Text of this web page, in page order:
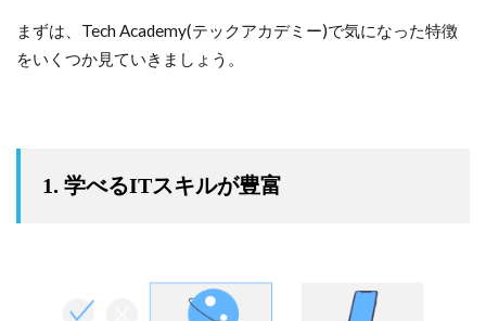
まずは、Tech Academy(テックアカデミー)で気になった特徴
をいくつか見ていきましょう。
1. 学べるITスキルが豊富